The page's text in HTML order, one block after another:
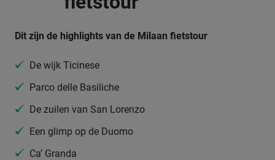
Dit zijn de highlights van de Milaan fietstour
De wijk Ticinese
Parco delle Basiliche
De zuilen van San Lorenzo
Een glimp op de Duomo
Ca’ Granda